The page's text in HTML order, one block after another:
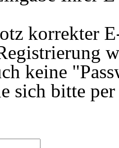
korrekter
keine
sich bitte